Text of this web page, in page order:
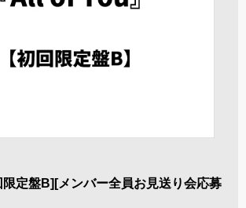
定盤B][メンバー全員お見送り会応募